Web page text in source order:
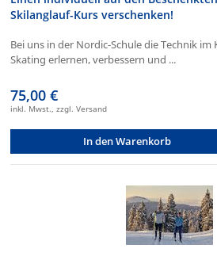
Skilanglauf-Kurs verschenken!
Bei uns in der Nordic-Schule die Technik im
Skating erlernen, verbessern und ...
75,00 €
inkl. Mwst., zzgl. Versand
In den Warenkorb